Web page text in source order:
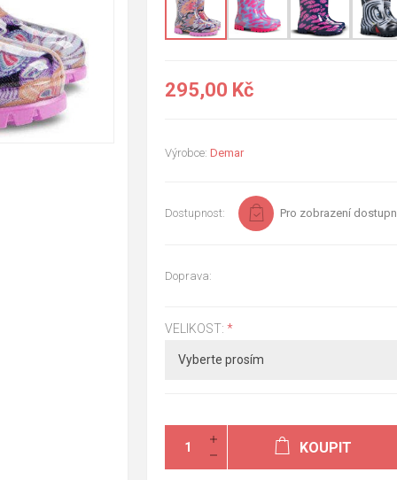
295,00 Kč
Výrobce: Demar
Dostupnost: Pro zobrazení
Doprava:
VELIKOST: *
KOUPIT